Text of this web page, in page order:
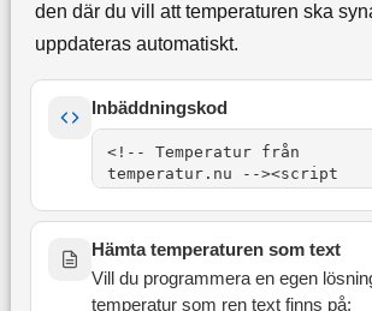
den där du vill att temperaturen ska
uppdateras automatiskt.
Inbäddningskod
Hämta temperaturen som text
Vill du programmera en egen
temperatur som ren text finns på: